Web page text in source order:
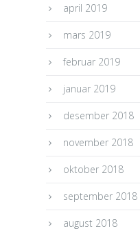
april 2019
mars 2019
februar 2019
januar 2019
desember 2018
november 2018
oktober 2018
september 2018
august 2018